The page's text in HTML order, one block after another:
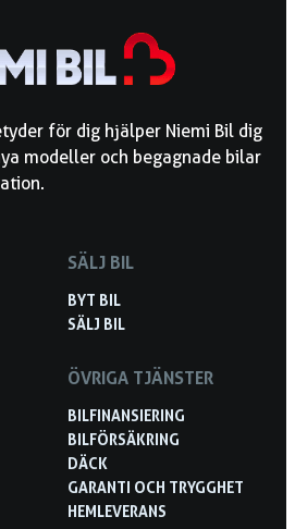
för dig hjälper Niemi Bil dig
modeller och begagnade bilar
SÄLJ BIL
BYT BIL
SÄLJ BIL
ÖVRIGA TJÄNSTER
BILFINANSIERING
BILFÖRSÄKRING
DÄCK
GARANTI OCH TRYGGHET
HEMLEVERANS